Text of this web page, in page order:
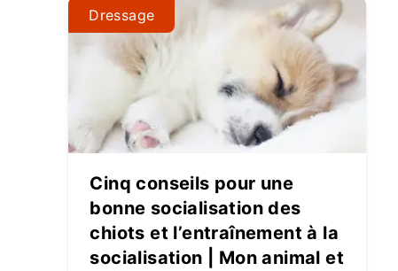
Dressage
Cinq conseils pour une
bonne socialisation des
chiots et l’entraînement à la
socialisation | Mon animal et